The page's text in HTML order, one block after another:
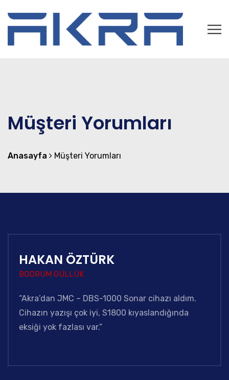
Müşteri Yorumları
Anasayfa Müşteri Yorumları
HAKAN ÖZTÜRK
BODRUM GÜLLÜK
“Akra’dan JMC – DBS-1000 Sonar cihazı aldım.
Cihazın yazışı çok iyi, S1800 kıyaslandığında
eksiği yok fazlası var.”